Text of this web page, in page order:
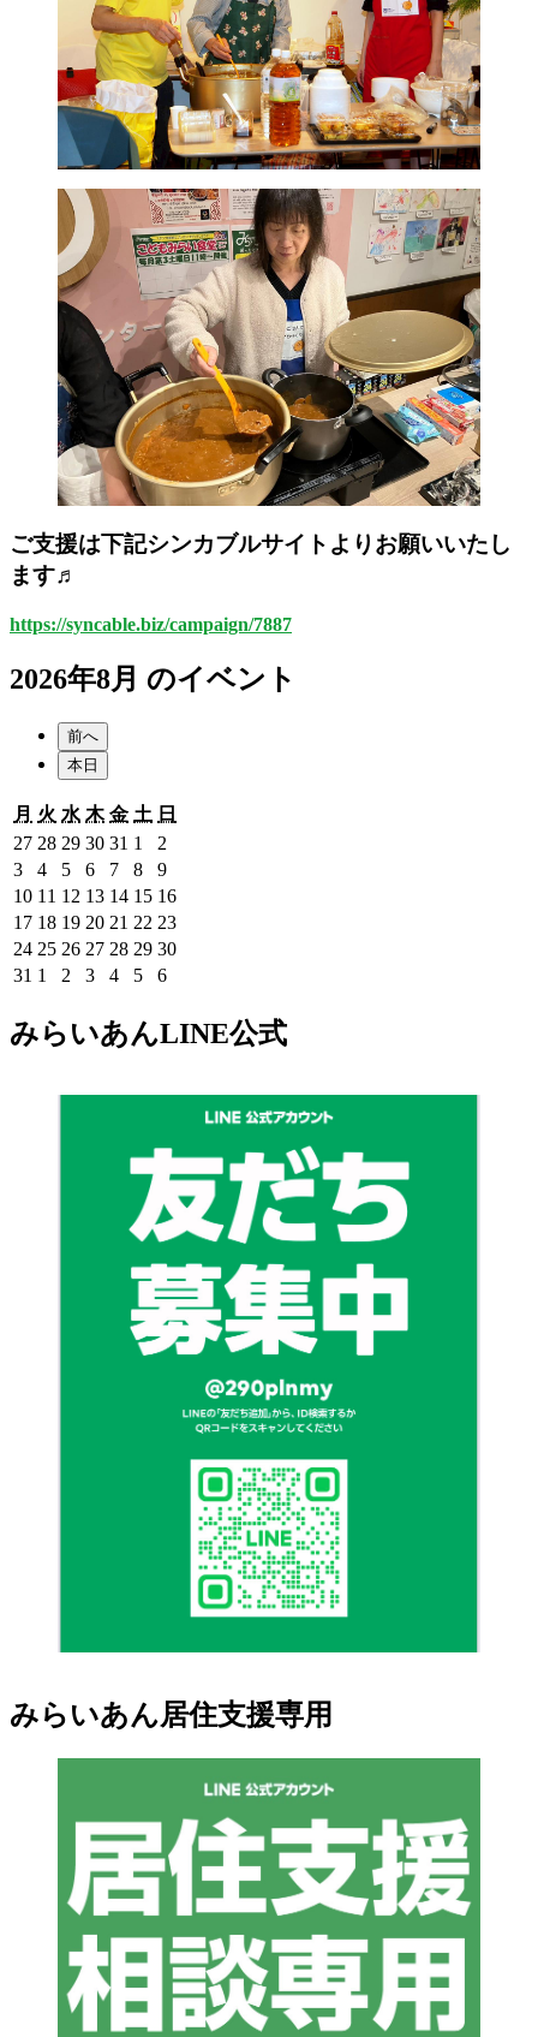
ご支援は下記シンカブルサイトよりお願いいたし
ます♬
https://syncable.biz/campaign/7887
2026年8月 のイベント
前へ
本日
月 月
曜
日
火 火
曜
日
水 水
曜
日
木木
曜
日
金金
曜
日
土 土
曜
日
日
272026
年
7
月
27
日
282026
年
7
月
28
日
292026
年
7
月
29
日
302026
年
7
月
30
日
31 2026
年
7
月
31
日
1
2026
年
8
月
1
日
2
年
8
月
2
日
32026
年
8
月
3
日
42026
年
8
月
4
日
52026
年
8
月
5
日
62026
年
8
月
6
日
72026
年
8
月
7
日
82026
年
8
月
8
日
92026
年
8
月
9
日
102026
年
8
月
10
11 2026
年
8
月
11
12 2026
年
8
月
12
132026
年
8
月
13
142026
年
8
月
14
152026
年
8
月
15
162026
8
172026
年
8
日
182026
年
8
日
192026
年
8
日
202026
年
日
21 2026
年
8
日
22 2026
年
8
日
232026
年
日
242026
年
月
24
252026
年
25
262026
年
26
272026
年
月
27
282026
年
月
28
292026
年
29
302026
30
31 2026
月
1
2026
9
月
日
2 2026
9
月
日
32026
月
日
42026
9
月
日
52026
9
月
日
62026
9
月
日
みらいあんLINE公式
みらいあん居住支援専用